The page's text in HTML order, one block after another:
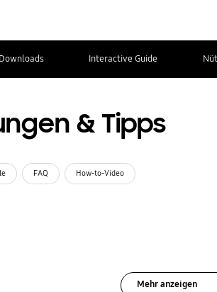
Interactive Guide
& Tipps
FAQ How-to-Video
Mehr anzeigen